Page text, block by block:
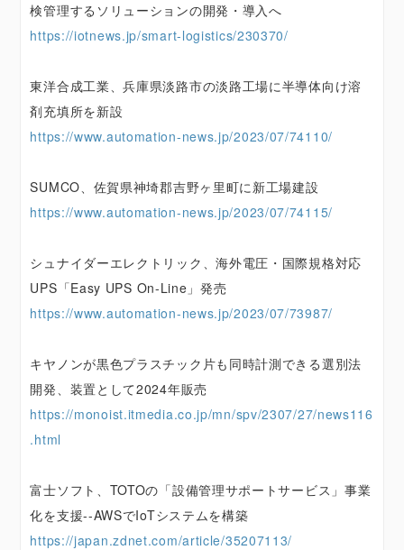
検管理するソリューションの開発・導入へ
https://iotnews.jp/smart-logistics/230370/
東洋合成工業、兵庫県淡路市の淡路工場に半導体向け溶
剤充填所を新設
https://www.automation-news.jp/2023/07/74110/
SUMCO、佐賀県神埼郡吉野ヶ里町に新工場建設
https://www.automation-news.jp/2023/07/74115/
シュナイダーエレクトリック、海外電圧・国際規格対応
UPS「Easy UPS On-Line」発売
https://www.automation-news.jp/2023/07/73987/
キヤノンが黒色プラスチック片も同時計測できる選別法
開発、装置として2024年販売
https://monoist.itmedia.co.jp/mn/spv/2307/27/news116
.html
富士ソフト、TOTOの「設備管理サポートサービス」事業
化を支援--AWSでIoTシステムを構築
https://japan.zdnet.com/article/35207113/